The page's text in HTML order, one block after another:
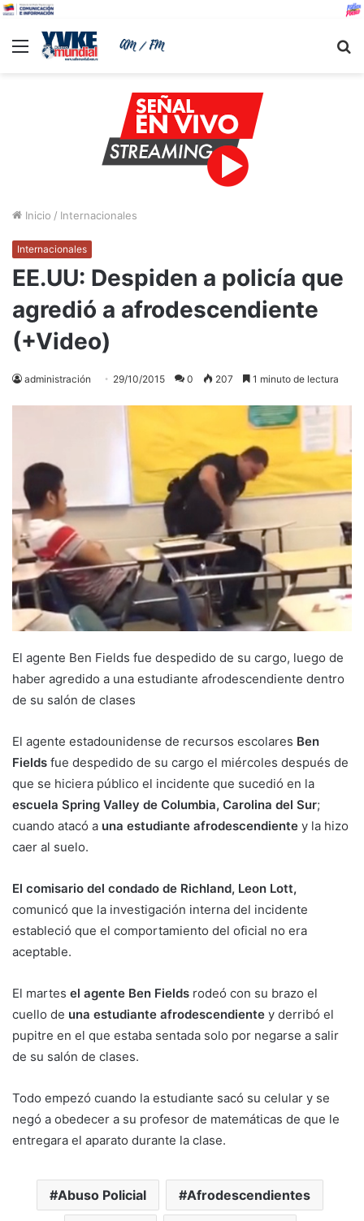
Menu
Inicio / Internacionales
Internacionales
EE.UU: Despiden a policía que
agredió a afrodescendiente
(+Video)
administración 29/10/2015 0 207 1 minuto de lectura
El agente Ben Fields fue despedido de su cargo, luego de
haber agredido a una estudiante afrodescendiente dentro
de su salón de clases
El agente estadounidense de recursos escolares Ben
Fields fue despedido de su cargo el miércoles después de
que se hiciera público el incidente que sucedió en la
escuela Spring Valley de Columbia, Carolina del Sur;
cuando atacó a una estudiante afrodescendiente y la hizo
caer al suelo.
El comisario del condado de Richland, Leon Lott,
comunicó que la investigación interna del incidente
estableció que el comportamiento del oficial no era
aceptable.
El martes el agente Ben Fields rodeó con su brazo el
cuello de una estudiante afrodescendiente y derribó el
pupitre en el que estaba sentada solo por negarse a salir
de su salón de clases.
Todo empezó cuando la estudiante sacó su celular y se
negó a obedecer a su profesor de matemáticas de que le
entregara el aparato durante la clase.
Abuso Policial Afrodescendientes